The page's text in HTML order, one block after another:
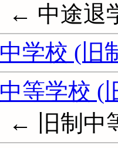
← 中途退
中学校 (旧
中等学校 (
← 旧制中